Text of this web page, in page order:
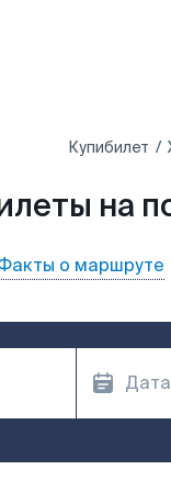
Купибилет
на
о маршруте